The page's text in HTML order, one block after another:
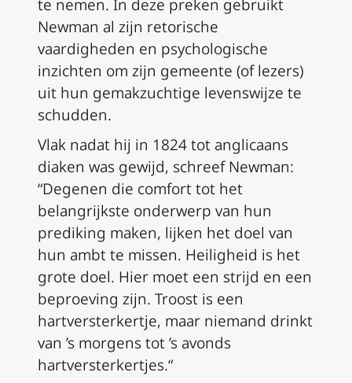
te nemen. In deze preken gebruikt
Newman al zijn retorische
vaardigheden en psychologische
inzichten om zijn gemeente (of lezers)
uit hun gemakzuchtige levenswijze te
schudden.
Vlak nadat hij in 1824 tot anglicaans
diaken was gewijd, schreef Newman:
“Degenen die comfort tot het
belangrijkste onderwerp van hun
prediking maken, lijken het doel van
hun ambt te missen. Heiligheid is het
grote doel. Hier moet een strijd en een
beproeving zijn. Troost is een
hartversterkertje, maar niemand drinkt
van ’s morgens tot ’s avonds
hartversterkertjes.“